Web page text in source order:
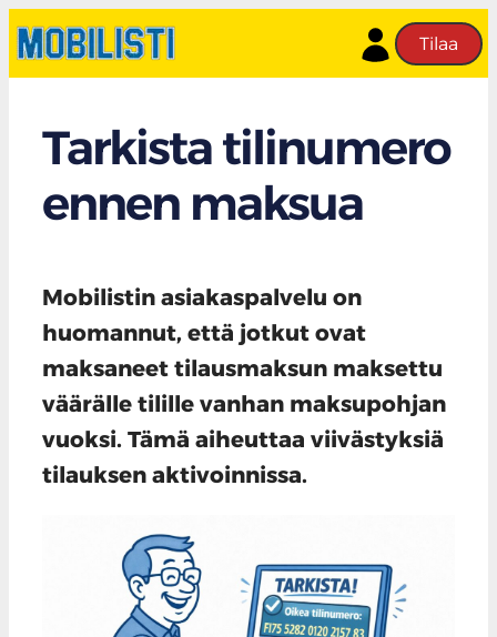
Tilaa
Tarkista tilinumero
ennen maksua
Mobilistin asiakaspalvelu on
huomannut, että jotkut ovat
maksaneet tilausmaksun maksettu
väärälle tilille vanhan maksupohjan
vuoksi. Tämä aiheuttaa viivästyksiä
tilauksen aktivoinnissa.